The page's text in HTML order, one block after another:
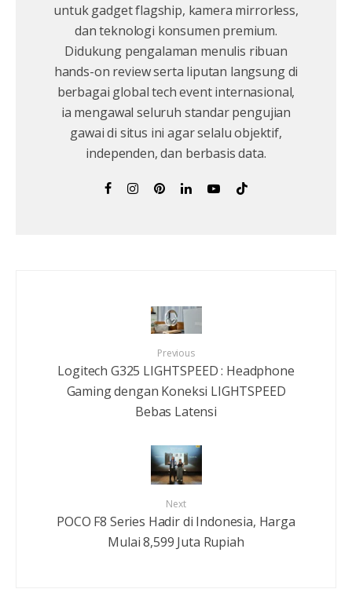
untuk gadget flagship, kamera mirrorless,
dan teknologi konsumen premium.
Didukung pengalaman menulis ribuan
hands-on review serta liputan langsung di
berbagai global tech event internasional,
ia mengawal seluruh standar pengujian
gawai di situs ini agar selalu objektif,
independen, dan berbasis data.
Previous
Logitech G325 LIGHTSPEED : Headphone
Gaming dengan Koneksi LIGHTSPEED
Bebas Latensi
Next
POCO F8 Series Hadir di Indonesia, Harga
Mulai 8,599 Juta Rupiah